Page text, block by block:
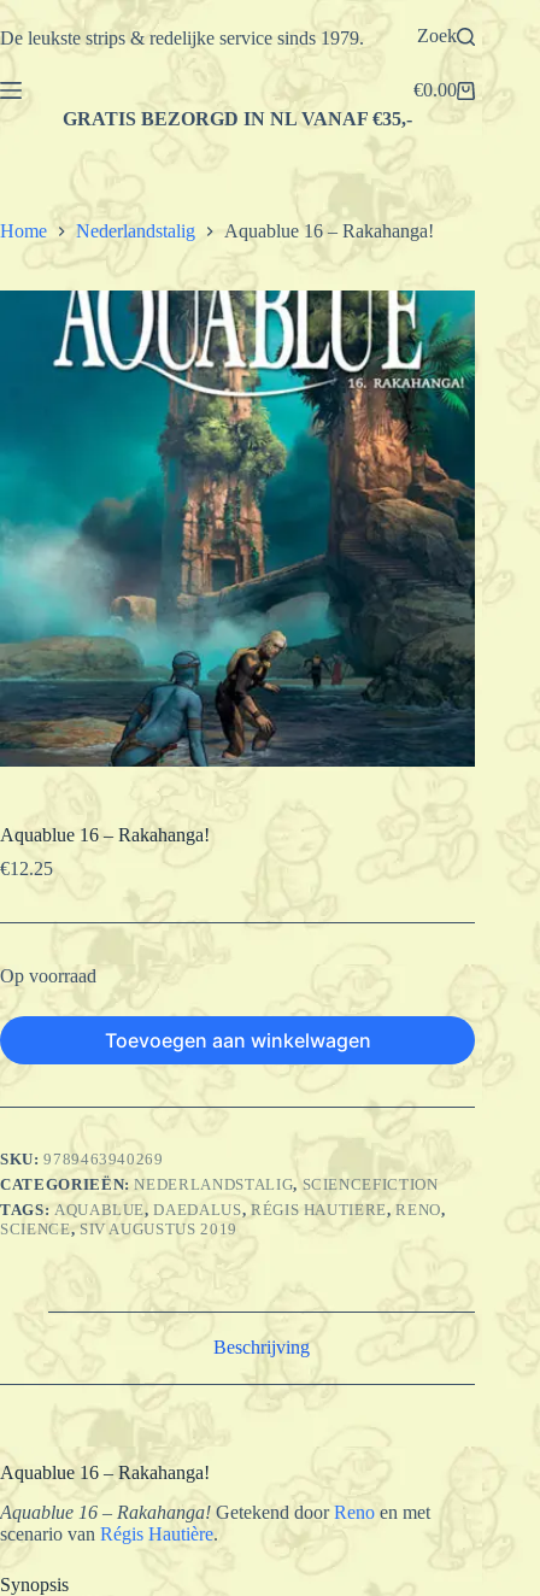
Ga
naar
De leukste strips & redelijke service sinds 1979. Zoek
Winkelwagen
€0.00
GRATIS BEZORGD IN NL VANAF €35,-
Home Nederlandstalig Aquablue 16 – Rakahanga!
Aquablue 16 – Rakahanga!
€12.25
Op voorraad
Toevoegen aan winkelwagen
SKU:9789463940269
CATEGORIEËN:NEDERLANDSTALIG, SCIENCEFICTION
TAGS: AQUABLUE,DAEDALUS, RÉGIS HAUTIERE,RENO,
SCIENCE, SIV AUGUSTUS 2019
Beschrijving
Aquablue 16 – Rakahanga!
Aquablue 16 – Rakahanga! Getekend doorReno en met
scenario van Régis Hautière.
Synopsis